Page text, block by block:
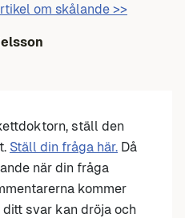
om skålande >>
ställ den
Ställ din fråga här. Då
när din fråga
kommer
svar kan dröja och